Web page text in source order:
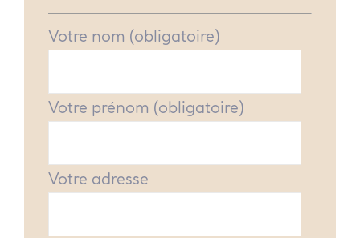
Votre nom (obligatoire)
Votre prénom (obligatoire)
Votre adresse